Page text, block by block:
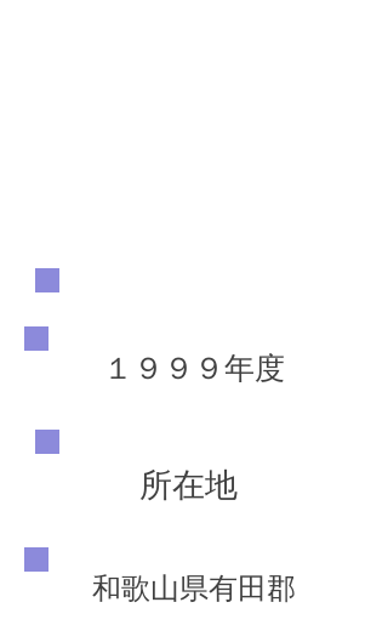
１９９９年度
所在地
和歌山県有田郡